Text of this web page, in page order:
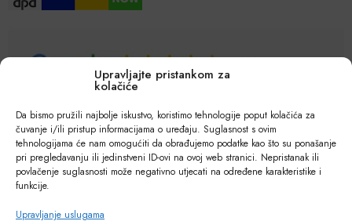
Upravljajte pristankom za
kolačiće
Da bismo pružili najbolje iskustvo, koristimo tehnologije poput kolačića za
čuvanje i/ili pristup informacijama o uređaju. Suglasnost s ovim
tehnologijama će nam omogućiti da obrađujemo podatke kao što su ponašanje
pri pregledavanju ili jedinstveni ID-ovi na ovoj web stranici. Nepristanak ili
povlačenje suglasnosti može negativno utjecati na određene karakteristike i
funkcije.
Upravljanje uslugama